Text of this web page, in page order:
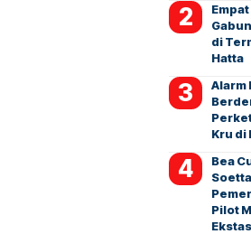
di
Hatta
Alarm
Kru di
Bea
Pilot